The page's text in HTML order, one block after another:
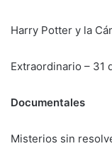
Harry Potter y la
Extraordinario – 31
Documentales
Misterios sin